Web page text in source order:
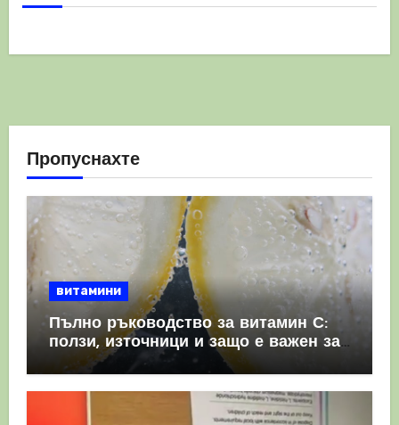
Пропуснахте
витамини
Пълно ръководство за витамин С:
ползи, източници и защо е важен за
имунната система